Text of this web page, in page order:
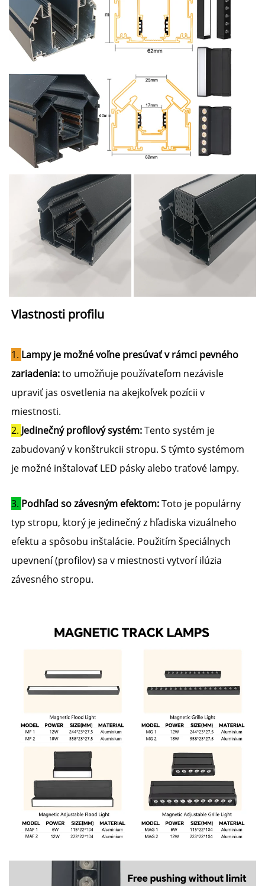
Vlastnosti profilu
1. Lampy je možné voľne presúvať v rámci pevného
zariadenia: to umožňuje používateľom nezávisle
upraviť jas osvetlenia na akejkoľvek pozícii v
miestnosti.
2. Jedinečný profilový systém: Tento systém je
zabudovaný v konštrukcii stropu. S týmto systémom
je možné inštalovať LED pásky alebo traťové lampy.
3. Podhľad so závesným efektom: Toto je populárny
typ stropu, ktorý je jedinečný z hľadiska vizuálneho
efektu a spôsobu inštalácie. Použitím špeciálnych
upevnení (profilov) sa v miestnosti vytvorí ilúzia
závesného stropu.